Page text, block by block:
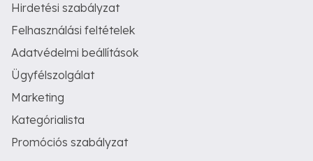
Hirdetési szabályzat
Felhasználási feltételek
Adatvédelmi beállítások
Ügyfélszolgálat
Marketing
Kategórialista
Promóciós szabályzat